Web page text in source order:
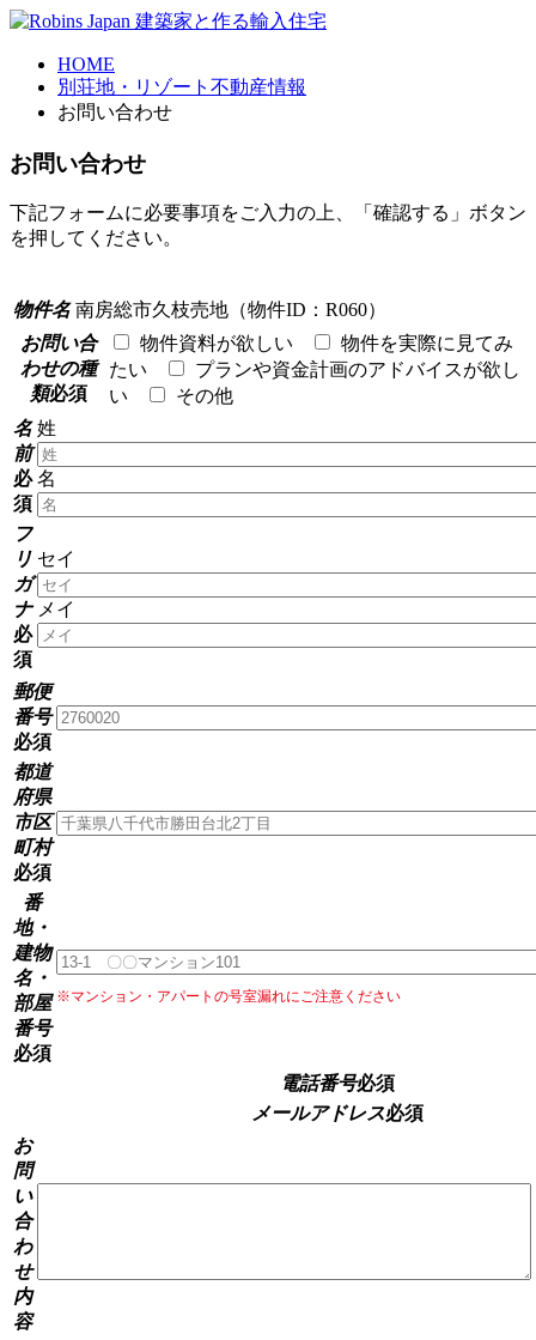
HOME
別荘地・リゾート不動産情報
お問い合わせ
お問い合わせ
下記フォームに必要事項をご入力の上、「確認する」ボタン
を押してください。
物件名 南房総市久枝売地（物件ID：R060）
お問い合
わせの種
類必須
物件資料が欲しい
物件を実際に見てみ
たい
プランや資金計画のアドバイスが欲し
い
その他
名
前
必
須
姓
名
フ
リ
ガ
ナ
必
須
セイ
メイ
郵便
番号
必須
都道
府県
市区
町村
必須
番
地・
建物
名・
部屋
番号
必須
※マンション・アパートの号室漏れにご注意ください
電話番号必須
メールアドレス必須
お
問
い
合
わ
せ
内
容